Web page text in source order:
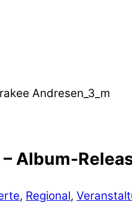
Album-
, Regional,